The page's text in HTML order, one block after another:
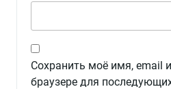
Сохранить моё имя, email
браузере для